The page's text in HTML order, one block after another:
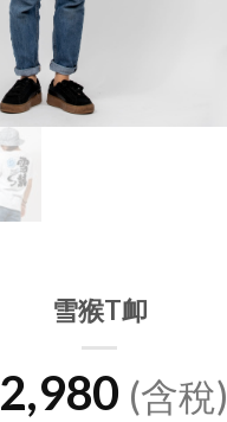
雪猴T卹
2,980 (含稅)